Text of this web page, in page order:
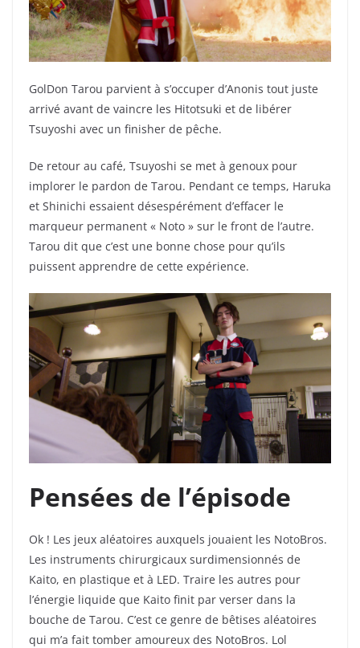
GolDon Tarou parvient à s’occuper d’Anonis tout juste
arrivé avant de vaincre les Hitotsuki et de libérer
Tsuyoshi avec un finisher de pêche.
De retour au café, Tsuyoshi se met à genoux pour
implorer le pardon de Tarou. Pendant ce temps, Haruka
et Shinichi essaient désespérément d’effacer le
marqueur permanent « Noto » sur le front de l’autre.
Tarou dit que c’est une bonne chose pour qu’ils
puissent apprendre de cette expérience.
Pensées de l’épisode
Ok ! Les jeux aléatoires auxquels jouaient les NotoBros.
Les instruments chirurgicaux surdimensionnés de
Kaito, en plastique et à LED. Traire les autres pour
l’énergie liquide que Kaito finit par verser dans la
bouche de Tarou. C’est ce genre de bêtises aléatoires
qui m’a fait tomber amoureux des NotoBros. Lol